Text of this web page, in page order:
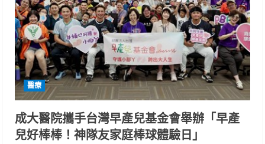
醫療
成大醫院攜手台灣早產兒基金會舉辦「早產
兒好棒棒！神隊友家庭棒球體驗日」